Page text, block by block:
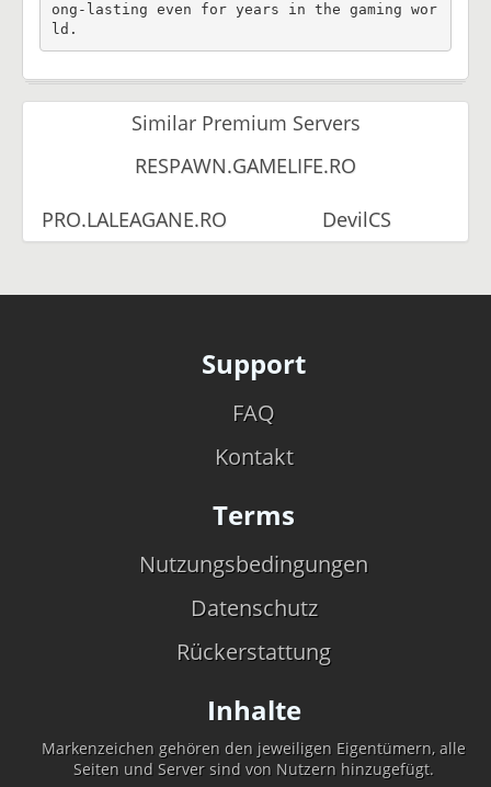
ong-lasting even for years in the gaming wor
ld.
Similar Premium Servers
RESPAWN.GAMELIFE.RO
PRO.LALEAGANE.RO DevilCS
Support
FAQ
Kontakt
Terms
Nutzungsbedingungen
Datenschutz
Rückerstattung
Inhalte
Markenzeichen gehören den jeweiligen Eigentümern, alle
Seiten und Server sind von Nutzern hinzugefügt.